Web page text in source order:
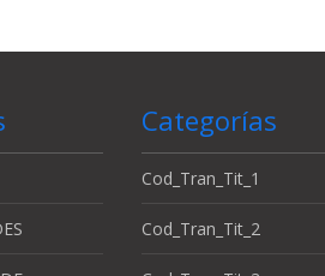
Categorías
Cod_Tran_Tit_1
Cod_Tran_Tit_2